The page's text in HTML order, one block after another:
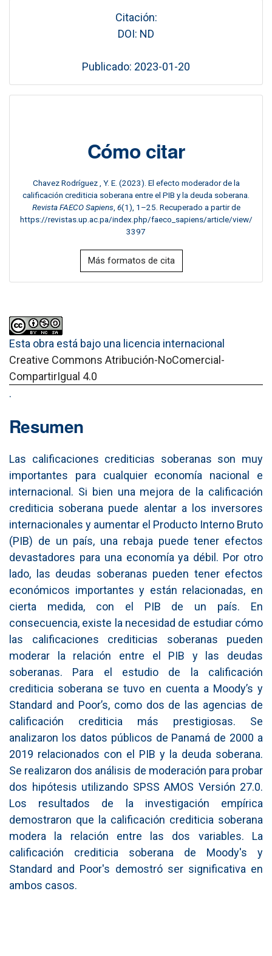
Citación:
DOI: ND
Publicado: 2023-01-20
Cómo citar
Chavez Rodríguez , Y. E. (2023). El efecto moderador de la
calificación crediticia soberana entre el PIB y la deuda soberana.
Revista FAECO Sapiens, 6(1), 1–25. Recuperado a partir de
https://revistas.up.ac.pa/index.php/faeco_sapiens/article/view/
3397
Más formatos de cita
Esta obra está bajo una licencia internacional
Creative Commons Atribución-NoComercial-
CompartirIgual 4.0
.
Resumen
Las calificaciones crediticias soberanas son muy
importantes para cualquier economía nacional e
internacional. Si bien una mejora de la calificación
crediticia soberana puede alentar a los inversores
internacionales y aumentar el Producto Interno Bruto
(PIB) de un país, una rebaja puede tener efectos
devastadores para una economía ya débil. Por otro
lado, las deudas soberanas pueden tener efectos
económicos importantes y están relacionadas, en
cierta medida, con el PIB de un país. En
consecuencia, existe la necesidad de estudiar cómo
las calificaciones crediticias soberanas pueden
moderar la relación entre el PIB y las deudas
soberanas. Para el estudio de la calificación
crediticia soberana se tuvo en cuenta a Moody’s y
Standard and Poor’s, como dos de las agencias de
calificación crediticia más prestigiosas. Se
analizaron los datos públicos de Panamá de 2000 a
2019 relacionados con el PIB y la deuda soberana.
Se realizaron dos análisis de moderación para probar
dos hipótesis utilizando SPSS AMOS Versión 27.0.
Los resultados de la investigación empírica
demostraron que la calificación crediticia soberana
modera la relación entre las dos variables. La
calificación crediticia soberana de Moody's y
Standard and Poor's demostró ser significativa en
ambos casos.